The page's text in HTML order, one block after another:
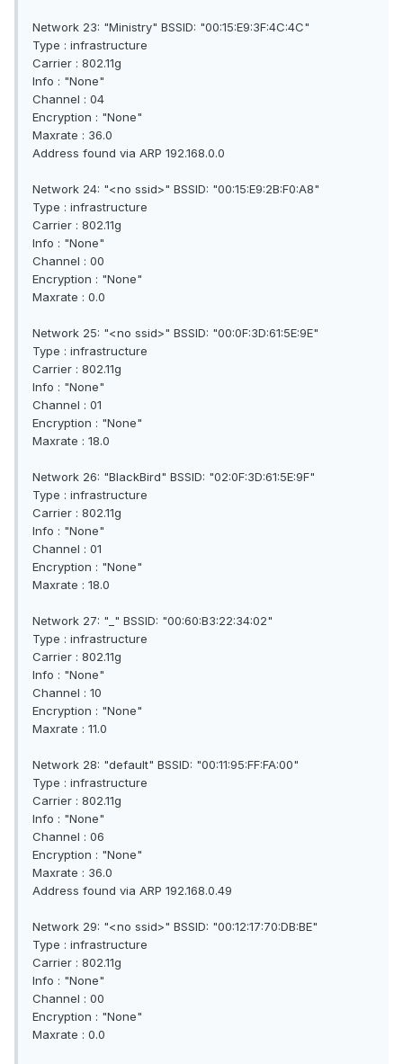
Network 23: "Ministry" BSSID: "00:15:E9:3F:4C:4C"
Type : infrastructure
Carrier : 802.11g
Info : "None"
Channel : 04
Encryption : "None"
Maxrate : 36.0
Address found via ARP 192.168.0.0
Network 24: "<no ssid>" BSSID: "00:15:E9:2B:F0:A8"
Type : infrastructure
Carrier : 802.11g
Info : "None"
Channel : 00
Encryption : "None"
Maxrate : 0.0
Network 25: "<no ssid>" BSSID: "00:0F:3D:61:5E:9E"
Type : infrastructure
Carrier : 802.11g
Info : "None"
Channel : 01
Encryption : "None"
Maxrate : 18.0
Network 26: "BlackBird" BSSID: "02:0F:3D:61:5E:9F"
Type : infrastructure
Carrier : 802.11g
Info : "None"
Channel : 01
Encryption : "None"
Maxrate : 18.0
Network 27: "_" BSSID: "00:60:B3:22:34:02"
Type : infrastructure
Carrier : 802.11g
Info : "None"
Channel : 10
Encryption : "None"
Maxrate : 11.0
Network 28: "default" BSSID: "00:11:95:FF:FA:00"
Type : infrastructure
Carrier : 802.11g
Info : "None"
Channel : 06
Encryption : "None"
Maxrate : 36.0
Address found via ARP 192.168.0.49
Network 29: "<no ssid>" BSSID: "00:12:17:70:DB:BE"
Type : infrastructure
Carrier : 802.11g
Info : "None"
Channel : 00
Encryption : "None"
Maxrate : 0.0